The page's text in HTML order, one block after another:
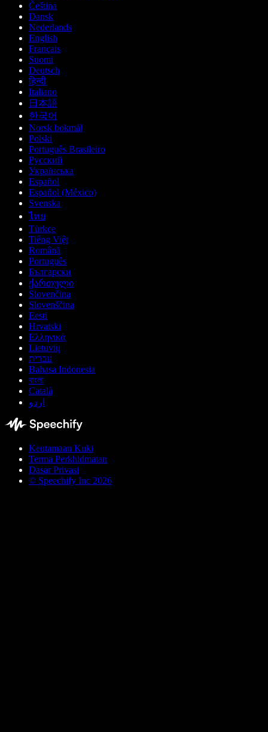
Čeština
Dansk
Nederlands
English
Français
Suomi
Deutsch
हिन्दी
Italiano
日本語
한국어
Norsk bokmål
Polski
Português Brasileiro
Русский
Українська
Español
Español (México)
Svenska
ไทย
Türkçe
Tiếng Việt
Română
Português
Български
ქართული
Slovenčina
Slovenščina
Eesti
Hrvatski
Ελληνικά
Lietuvių
עברית
Bahasa Indonesia
বাংলা
Català
اردو
Keutamaan Kuki
Terma Perkhidmatan
Dasar Privasi
© Speechify Inc 2026